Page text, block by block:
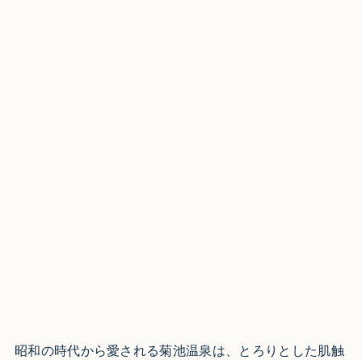
昭和の時代から愛される菊池温泉は、とろりとした肌触